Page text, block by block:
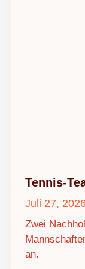
Tennis-
Juli 27,
Zwei
an.